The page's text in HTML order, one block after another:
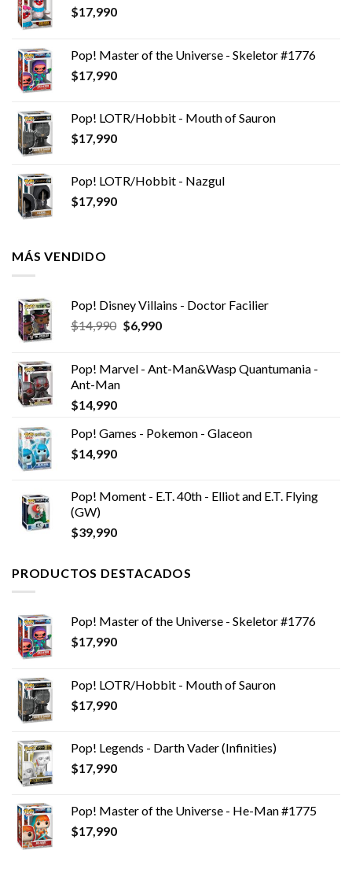
$17,990
Pop! Master of the Universe - Skeletor #1776
$17,990
Pop! LOTR/Hobbit - Mouth of Sauron
$17,990
Pop! LOTR/Hobbit - Nazgul
$17,990
MÁS VENDIDO
Pop! Disney Villains - Doctor Facilier
$14,990 El
era:
$6,990El
es:
Pop! Marvel - Ant-Man&Wasp Quantumania -
Ant-Man
$14,990
Pop! Games - Pokemon - Glaceon
$14,990
Pop! Moment - E.T. 40th - Elliot and E.T. Flying
(GW)
$39,990
PRODUCTOS DESTACADOS
Pop! Master of the Universe - Skeletor #1776
$17,990
Pop! LOTR/Hobbit - Mouth of Sauron
$17,990
Pop! Legends - Darth Vader (Infinities)
$17,990
Pop! Master of the Universe - He-Man #1775
$17,990